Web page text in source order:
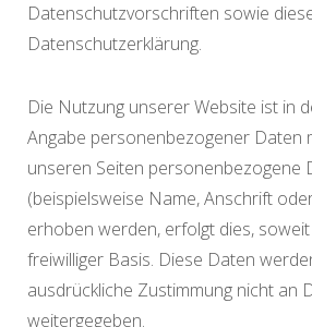
Datenschutzvorschriften sowie
Datenschutzerklärung.
Die Nutzung unserer Website ist in
Angabe personenbezogener Daten
unseren Seiten personenbezogene
(beispielsweise Name, Anschrift
erhoben werden, erfolgt dies,
freiwilliger Basis. Diese Daten
ausdrückliche Zustimmung nicht an
weitergegeben.